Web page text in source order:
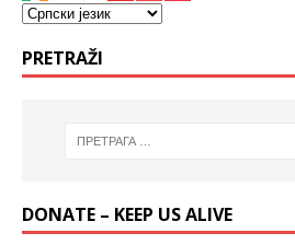
PRETRAŽI
DONATE – KEEP US ALIVE